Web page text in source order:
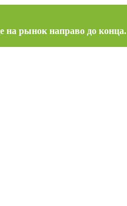
на рынок направо до конца.